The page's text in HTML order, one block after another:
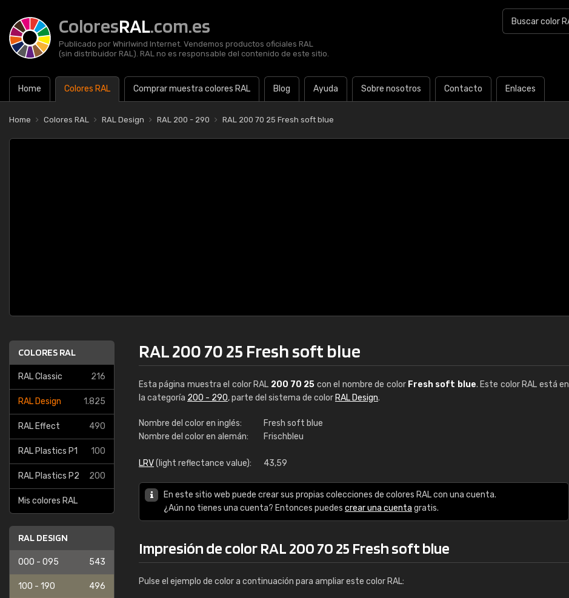
ColoresRAL.com.es
Publicado por Whirlwind Internet. Vendemos productos oficiales RAL
(sin distribuidor RAL). RAL no es responsable del contenido de este sitio.
Home Colores RAL Comprar muestra colores RAL Blog Ayuda Sobre nosotros Contacto Enlaces
Home Colores RAL RAL Design RAL 200 - 290 RAL 200 70 25 Fresh soft blue
COLORES RAL
RAL Classic 216
RAL Design 1.825
RAL Effect 490
RAL Plastics P1 100
RAL Plastics P2 200
Mis colores RAL
RAL DESIGN
000 - 095 543
100 - 190 496
RAL 200 70 25 Fresh soft blue
Esta página muestra el color RAL 200 70 25 con el nombre de color Fresh soft blue. Este color RAL está en
la categoría 200 - 290, parte del sistema de color RAL Design.
Nombre del color en inglés:
Fresh soft blue
Nombre del color en alemán:
Frischbleu
LRV(light reflectance value): 43,59
En este sitio web puede crear sus propias colecciones de colores RAL con una cuenta.
¿Aún no tienes una cuenta? Entonces puedes crear una cuenta gratis.
Impresión de color RAL 200 70 25 Fresh soft blue
Pulse el ejemplo de color a continuación para ampliar este color RAL:
RAL K7 a base de agua